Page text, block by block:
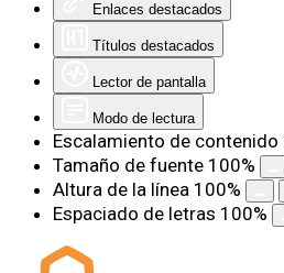
Enlaces destacados
Títulos destacados
Lector de pantalla
Modo de lectura
Escalamiento de contenido
Tamaño de fuente 100%
Altura de la línea 100%
Espaciado de letras 100%